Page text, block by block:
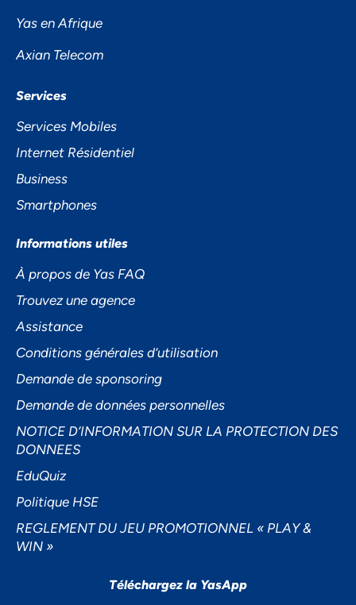
Yas en Afrique
Axian Telecom
Services
Services Mobiles
Internet Résidentiel
Business
Smartphones
Informations utiles
À propos de Yas FAQ
Trouvez une agence
Assistance
Conditions générales d’utilisation
Demande de sponsoring
Demande de données personnelles
NOTICE D’INFORMATION SUR LA PROTECTION DES
DONNEES
EduQuiz
Politique HSE
REGLEMENT DU JEU PROMOTIONNEL « PLAY &
WIN »
Téléchargez la YasApp
NOUS ACCORDONS DE
L'IMPORTANCE À VOTRE VIE
PRIVÉE
Préférences